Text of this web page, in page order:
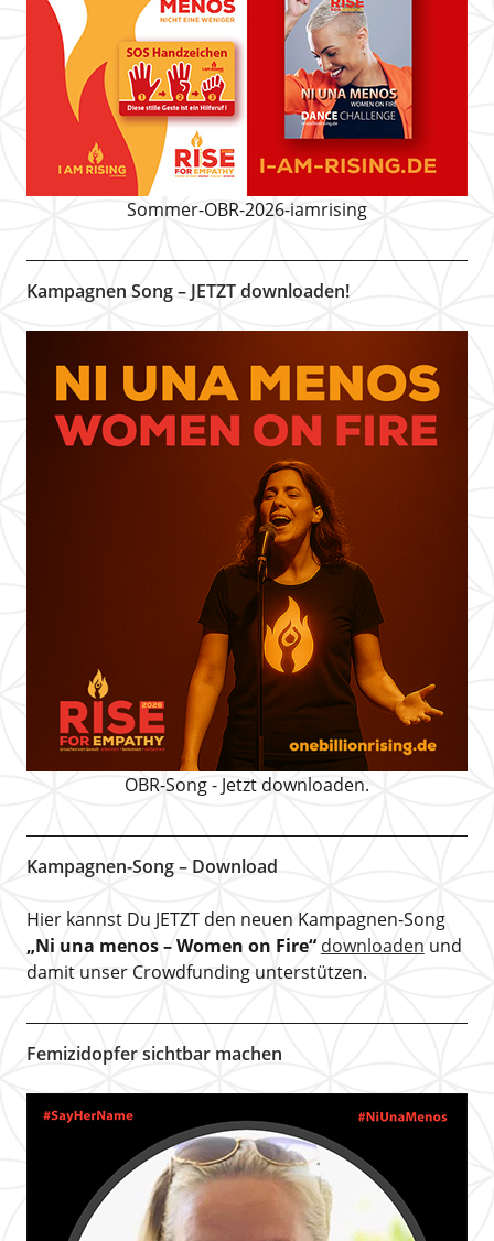
Sommer-OBR-2026-iamrising
Kampagnen Song – JETZT downloaden!
OBR-Song - Jetzt downloaden.
Kampagnen-Song – Download
Hier kannst Du JETZT den neuen Kampagnen-Song
„Ni una menos – Women on Fire“ downloaden und
damit unser Crowdfunding unterstützen.
Femizidopfer sichtbar machen